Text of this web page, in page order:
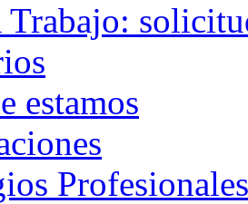
Trabajo:
estamos
Profesionales